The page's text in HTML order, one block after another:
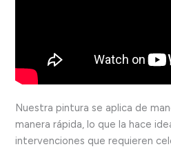
Nuestra pintura se aplica de
manera rápida, lo que la hace
intervenciones que requieren